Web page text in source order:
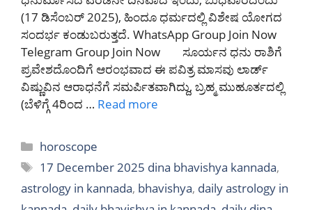
(17 ಡಿಸೆಂಬರ್ 2025), ಹಿಂದೂ ಧರ್ಮದಲ್ಲಿ ವಿಶೇಷ ಯೋಗದ
ಸಂದರ್ಭ ಕಂಡುಬರುತ್ತದೆ. WhatsApp Group Join Now
Telegram Group Join Now ಸೂರ್ಯನ ಧನು ರಾಶಿಗೆ
ಪ್ರವೇಶದೊಂದಿಗೆ ಆರಂಭವಾದ ಈ ಪವಿತ್ರ ಮಾಸವು ಲಾರ್ಡ್
ವಿಷ್ಣುವಿನ ಆರಾಧನೆಗೆ ಸಮರ್ಪಿತವಾಗಿದ್ದು, ಬ್ರಹ್ಮ ಮುಹೂರ್ತದಲ್ಲಿ
(ಬೆಳಿಗ್ಗೆ 4ರಿಂದ … Read more
Categories
horoscope
Tags
17 December 2025 dina bhavishya kannada,
astrology in kannada, bhavishya, daily astrology in